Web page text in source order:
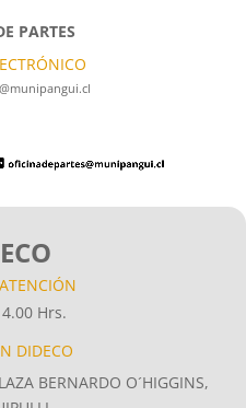
PARTES
Hrs.
DIDECO
BERNARDO O´HIGGINS,